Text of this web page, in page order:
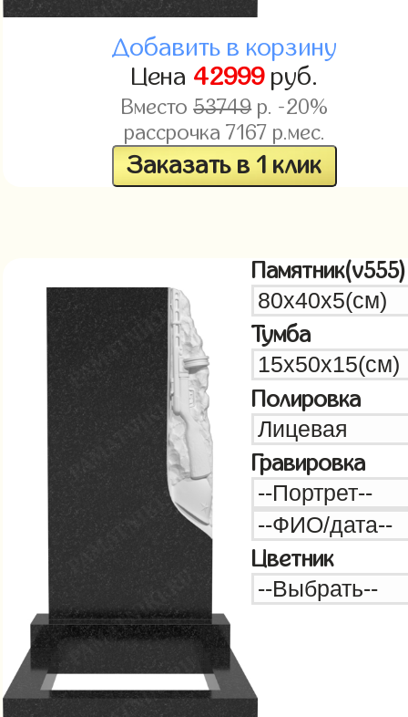
Добавить в корзину
Цена 42999руб.
Вместо53749р. -20%
рассрочка7167 р.мес.
Заказать в 1 клик
Памятник(v555)
Тумба
Полировка
Гравировка
Цветник